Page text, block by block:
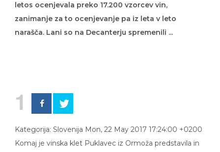
letos ocenjevala preko 17.200 vzorcev vin,
zanimanje za to ocenjevanje pa iz leta v leto
narašča. Lani so na Decanterju spremenili ...
1
Kategorija: Slovenija Mon, 22 May 2017 17:24:00 +0200
Komaj je vinska klet Puklavec iz Ormoža predstavila in